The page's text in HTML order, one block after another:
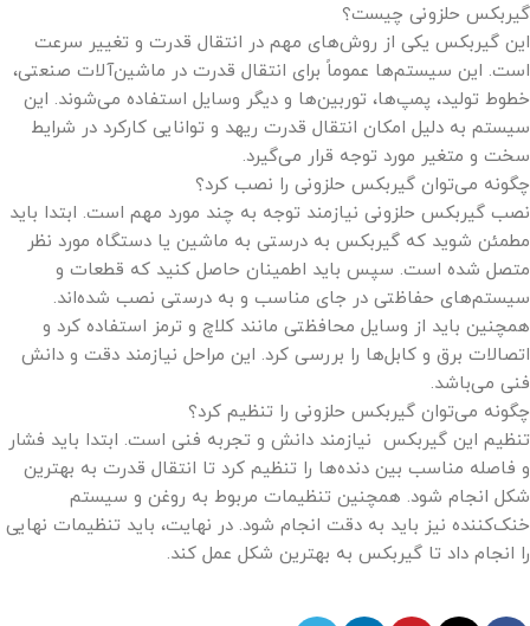
گیربکس حلزونی چیست؟
این گیربکس یکی از روش‌های مهم در انتقال قدرت و تغییر سرعت
است. این سیستم‌ها عموماً برای انتقال قدرت در ماشین‌آلات صنعتی،
خطوط تولید، پمپ‌ها، توربین‌ها و دیگر وسایل استفاده می‌شوند. این
سیستم به دلیل امکان انتقال قدرت ریهد و توانایی کارکرد در شرایط
سخت و متغیر مورد توجه قرار می‌گیرد.
چگونه می‌توان گیربکس حلزونی را نصب کرد؟
نصب گیربکس حلزونی نیازمند توجه به چند مورد مهم است. ابتدا باید
مطمئن شوید که گیربکس به درستی به ماشین یا دستگاه مورد نظر
متصل شده است. سپس باید اطمینان حاصل کنید که قطعات و
سیستم‌های حفاظتی در جای مناسب و به درستی نصب شده‌اند.
همچنین باید از وسایل محافظتی مانند کلاچ و ترمز استفاده کرد و
اتصالات برق و کابل‌ها را بررسی کرد. این مراحل نیازمند دقت و دانش
فنی می‌باشد.
چگونه می‌توان گیربکس حلزونی را تنظیم کرد؟
تنظیم این گیربکس نیازمند دانش و تجربه فنی است. ابتدا باید فشار
و فاصله مناسب بین دنده‌ها را تنظیم کرد تا انتقال قدرت به بهترین
شکل انجام شود. همچنین تنظیمات مربوط به روغن و سیستم
خنک‌کننده نیز باید به دقت انجام شود. در نهایت، باید تنظیمات نهایی
را انجام داد تا گیربکس به بهترین شکل عمل کند.